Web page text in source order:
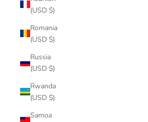
(USD $)
Romania
(USD $)
Russia
(USD $)
Rwanda
(USD $)
Samoa